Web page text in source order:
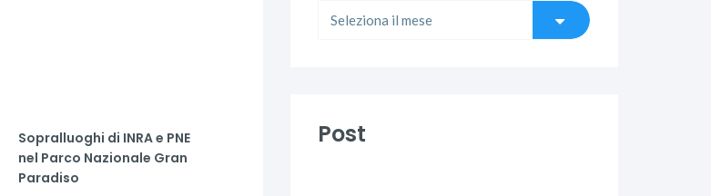
Sopralluoghi di INRA e PNE
nel Parco Nazionale Gran
Paradiso
Post